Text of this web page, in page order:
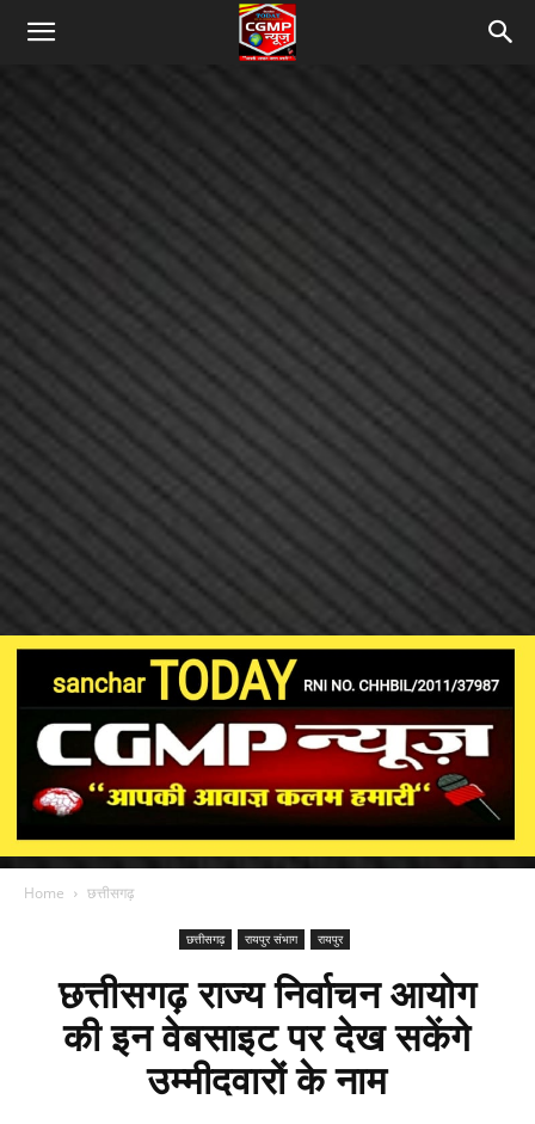
Home छत्तीसगढ़
छत्तीसगढ़ रायपुर संभाग रायपुर
छत्तीसगढ़ राज्य निर्वाचन आयोग
की इन वेबसाइट पर देख सकेंगे
उम्मीदवारों के नाम